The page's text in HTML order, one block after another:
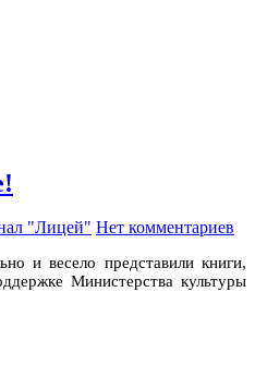
"Лицей" Нет комментариев
и весело представили книги,
Министерства культуры